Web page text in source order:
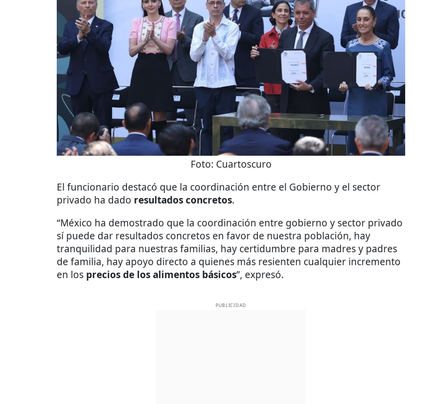
Foto: Cuartoscuro
El funcionario destacó que la coordinación entre el Gobierno y el sector
privado ha dado resultados concretos.
“México ha demostrado que la coordinación entre gobierno y sector privado
sí puede dar resultados concretos en favor de nuestra población, hay
tranquilidad para nuestras familias, hay certidumbre para madres y padres
de familia, hay apoyo directo a quienes más resienten cualquier incremento
en los precios de los alimentos básicos”, expresó.
PUBLICIDAD